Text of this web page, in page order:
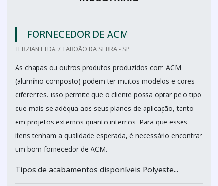
FORNECEDOR DE ACM
TERZIAN LTDA. / TABOÃO DA SERRA - SP
As chapas ou outros produtos produzidos com ACM
(alumínio composto) podem ter muitos modelos e cores
diferentes. Isso permite que o cliente possa optar pelo tipo
que mais se adéqua aos seus planos de aplicação, tanto
em projetos externos quanto internos. Para que esses
itens tenham a qualidade esperada, é necessário encontrar
um bom fornecedor de ACM.
Tipos de acabamentos disponíveis Polyeste...